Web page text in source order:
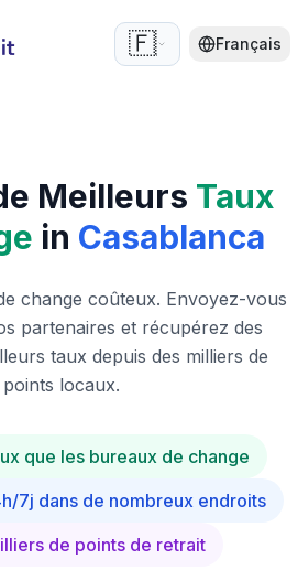
🇫🇷 Français
Meilleurs Taux
in Casablanca
change coûteux. Envoyez-vous
partenaires et récupérez des
taux depuis des milliers de
points locaux.
que les bureaux de change
7j dans de nombreux endroits
de points de retrait